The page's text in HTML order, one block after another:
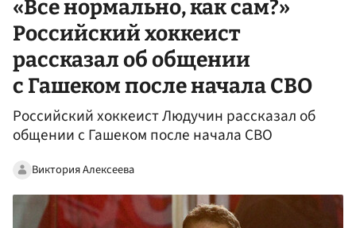
«Все нормально, как сам?»
Российский хоккеист
рассказал об общении
с Гашеком после начала СВО
Российский хоккеист Людучин рассказал об
общении с Гашеком после начала СВО
Виктория Алексеева